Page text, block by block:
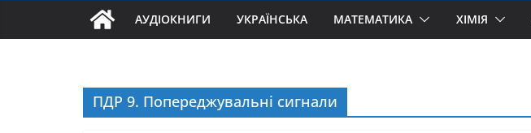
АУДІОКНИГИ УКРАЇНСЬКА МАТЕМАТИКА ХІМІЯ
ПДР 9. Попереджувальні сигнали